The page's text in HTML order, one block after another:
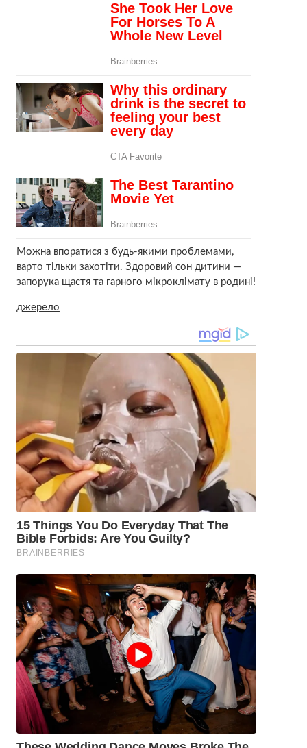
Можна впоратися з будь-якими проблемами,
варто тільки захотіти. Здоровий сон дитини —
запорука щастя та гарного мікроклімату в родині!
джерело